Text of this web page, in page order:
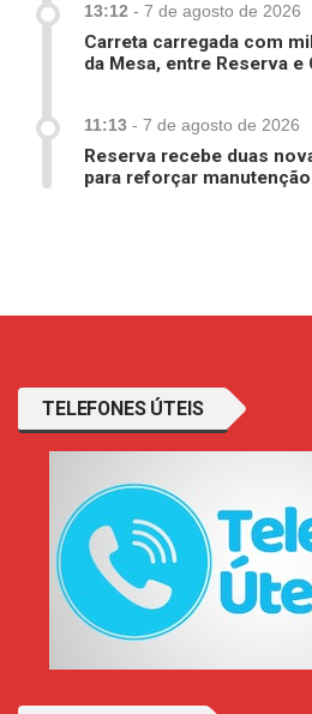
13:12 - 7 de agosto de 2026
Carreta carregada com
da Mesa, entre Reserva e
11:13 - 7 de agosto de 2026
Reserva recebe duas
para reforçar
TELEFONES ÚTEIS